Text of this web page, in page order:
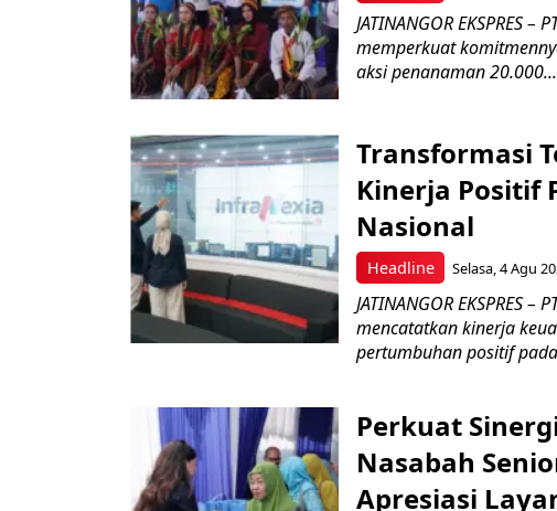
JATINANGOR EKSPRES
memperkuat
aksi penanaman 20.000...
Headline
Transformasi
Kinerja
Nasional
Selasa, 4 Agu
JATINANGOR EKSPRES
mencatatkan kinerja
pertumbuhan positif
Perkuat
Nasabah
Apresiasi